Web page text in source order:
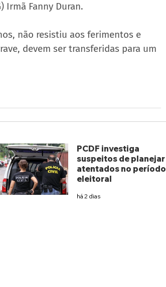
Irmã Fanny Duran.
não resistiu aos ferimentos e
devem ser transferidas para um
PCDF investiga
suspeitos de planejar
atentados no período
eleitoral
há 2 dias